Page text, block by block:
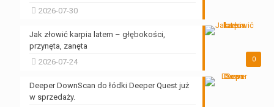
2026-07-30
0
Jak złowić karpia latem – głębokości,
przynęta, zanęta
2026-07-24
Deeper DownScan do łódki Deeper Quest już
w sprzedaży.